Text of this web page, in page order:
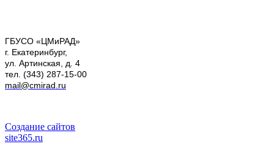
ГБУСО «ЦМиРАД»
г. Екатеринбург,
ул. Артинская, д. 4
тел. (343) 287-15-00
mail@cmirad.ru
Создание сайтов
site365.ru